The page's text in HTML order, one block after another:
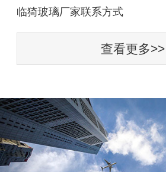
临猗玻璃厂家联系方式
查看更多>>